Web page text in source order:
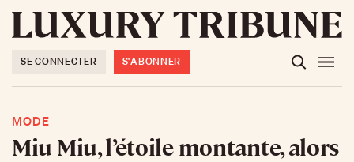
SE CONNECTER S'ABONNER
MODE
Miu Miu, l’étoile montante, alors